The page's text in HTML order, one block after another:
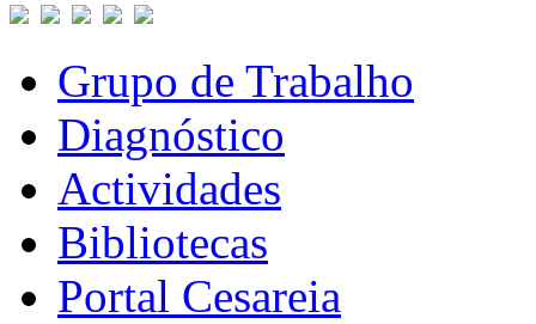
Grupo de Trabalho
Diagnóstico
Actividades
Bibliotecas
Portal Cesareia